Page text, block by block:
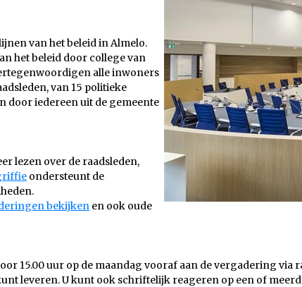
van het beleid in Almelo.
het beleid door college van
alle inwoners
van 15 politieke
door iedereen uit de gemeente
lezen over de raadsleden,
ondersteunt de
bekijken en ook oude
15.00 uur op de maandag vooraf aan de vergadering via
leveren. U kunt ook schriftelijk reageren op een of